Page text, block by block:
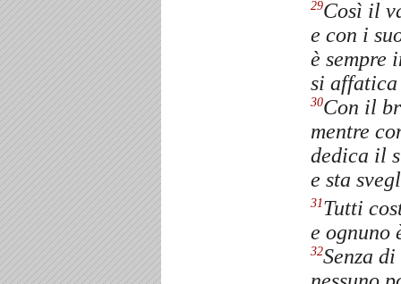
29Così il
e con i
è sempre
si
30Con il
mentre
dedica il
e sta
31Tutti
e ognuno
32Senza